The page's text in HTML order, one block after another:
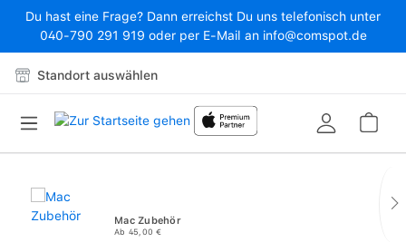
Zum Hauptinhalt springen
Du hast eine Frage? Dann erreichst Du uns telefonisch unter
040-790 291 919 oder per E-Mail an info@comspot.de
Standort auswählen
Mac Zubehör
Ab 45,00 €